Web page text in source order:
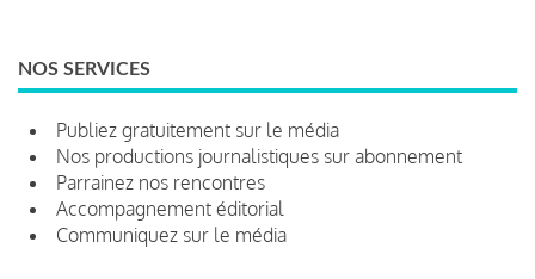
NOS SERVICES
Publiez gratuitement sur le média
Nos productions journalistiques sur abonnement
Parrainez nos rencontres
Accompagnement éditorial
Communiquez sur le média